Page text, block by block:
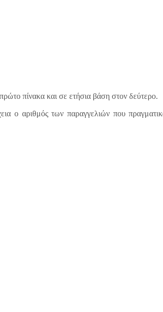
πρώτο πίνακα και σε ετήσια βάση στον δεύτερο.
ο αριθμός των παραγγελιών που